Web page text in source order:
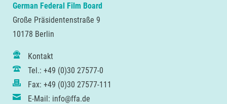
German Federal Film Board
Große Präsidentenstraße 9
10178 Berlin
Kontakt
Tel.: +49 (0)30 27577-0
Fax: +49 (0)30 27577-111
E-Mail: info@ffa.de